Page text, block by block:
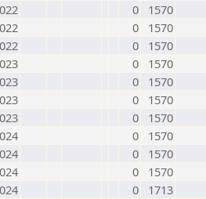
0
1570
0
1570
0
1570
0
1570
0
1570
0
1570
0
1570
0
1570
0
1570
0
1570
0
1713